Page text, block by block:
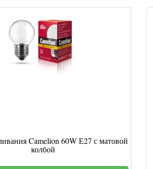
Camelion 60W Е27 с матовой
колбой